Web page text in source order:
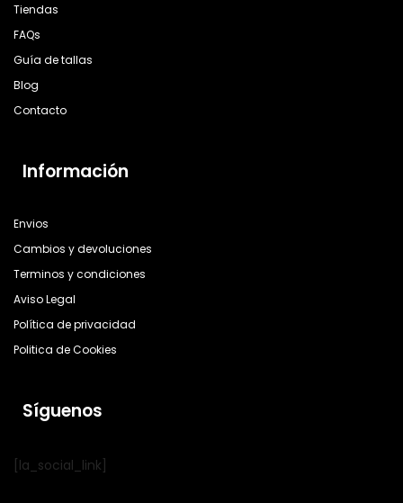
Tiendas
FAQs
Guía de tallas
Blog
Contacto
Información
Envios
Cambios y devoluciones
Terminos y condiciones
Aviso Legal
Política de privacidad
Politica de Cookies
Síguenos
[la_social_link]